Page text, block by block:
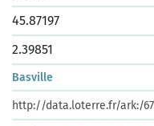
45.87197
2.39851
Basville
http://data.loterre.fr/ark:/